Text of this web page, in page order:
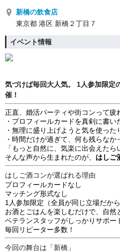
新橋の飲食店
東京都 港区 新橋２丁目７
イベント情報
気づけば毎回大人気。 1人参加限定
催！
正直、婚活パーティや街コンって疲
・プロフィールカードを真剣に書い
・無理に盛り上げようと気を使った
・時間だけが過ぎて、何も残らなか
「もっと自然に、気楽に出会えたら
そんな声から生まれたのが、 はしご
はしご酒コンが選ばれる理由
プロフィールカードなし
マッチング形式なし
1人参加限定（全員が同じ立場だから
お酒とごはんを楽しむだけで、自然
ベテランスタッフがしっかりサポー
毎回リピーター多数！
今回の舞台は「新橋」